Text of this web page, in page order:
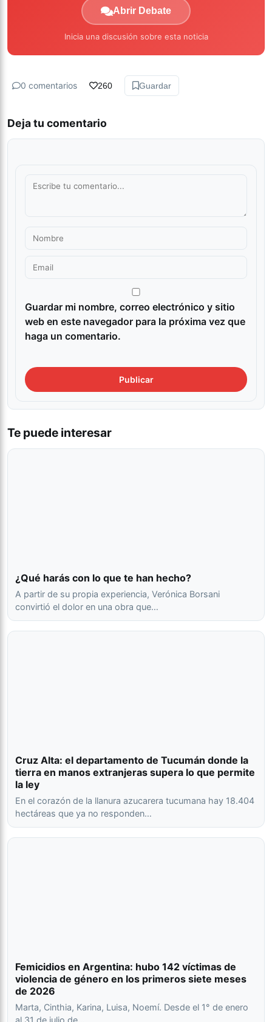
Abrir Debate
Inicia una discusión sobre esta noticia
0 comentarios 260 Guardar
Deja tu comentario
Guardar mi nombre, correo electrónico y sitio
web en este navegador para la próxima vez que
haga un comentario.
Te puede interesar
¿Qué harás con lo que te han hecho?
A partir de su propia experiencia, Verónica Borsani
convirtió el dolor en una obra que…
Cruz Alta: el departamento de Tucumán donde la
tierra en manos extranjeras supera lo que permite
la ley
En el corazón de la llanura azucarera tucumana hay 18.404
hectáreas que ya no responden…
Femicidios en Argentina: hubo 142 víctimas de
violencia de género en los primeros siete meses
de 2026
Marta, Cinthia, Karina, Luisa, Noemí. Desde el 1° de enero
al 31 de julio de…